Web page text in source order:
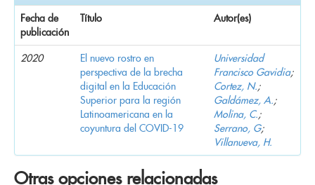
Fecha de
publicación
Título Autor(es)
2020
El nuevo rostro en
perspectiva de la brecha
digital en la Educación
Superior para la región
Latinoamericana en la
coyuntura del COVID-19
Universidad
Francisco Gavidia;
Cortez, N.;
Galdámez, A.;
Molina, C.;
Serrano, G;
Villanueva, H.
Otras opciones relacionadas